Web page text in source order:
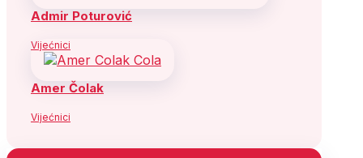
Admir Poturović
Vijećnici
Amer Čolak
Vijećnici